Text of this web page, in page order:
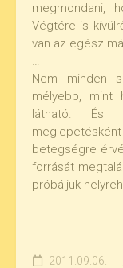
megmondani,
Végtére is
van az egész
…
Nem minden
mélyebb, mint
látható. És
betegségre
forrását
próbáljuk
2011.09.06.